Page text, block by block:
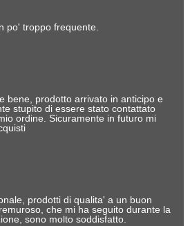
po' troppo frequente.
bene, prodotto arrivato in anticipo e
stupito di essere stato contattato
ordine. Sicuramente in futuro mi
prodotti di qualita' a un buon
che mi ha seguito durante la
sono molto soddisfatto.